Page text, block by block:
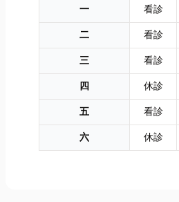
一
看診
二
看診
三
看診
四
休診
五
看診
六
休診